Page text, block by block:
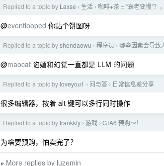
Replied to a topic by Laxse › 生活 › 咖啡+茶 = “衰老变慢”？
@eventlooped 你贴个饼图呀
Replied to a topic byshendaowu › 程序员 › 哪些因素会导致
@maocat 谄媚和幻觉一直都是 LLM 的问题
Replied to a topic by loveyou1 › 问与答 › 日常信息差分享
很多编辑器，按着 alt 键可以多行同时操作
Replied to a topic byfrankkly › 游戏 › GTA6 预购～！
为啥要预购，怕卖完了？
» More replies by luzemin